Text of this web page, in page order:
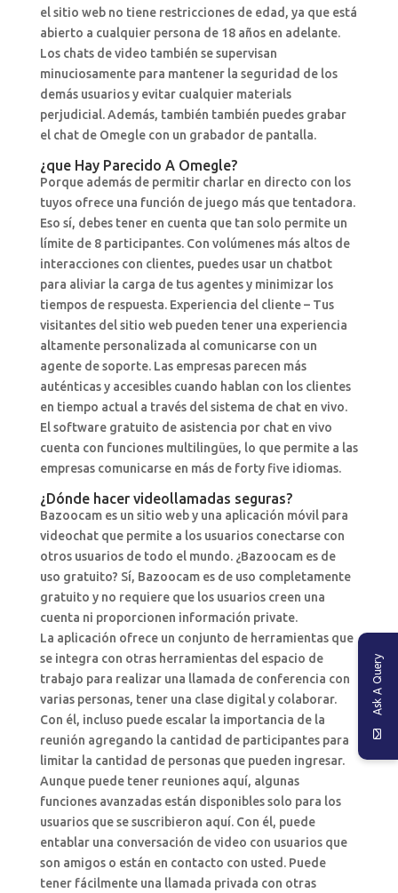
el sitio web no tiene restricciones de edad, ya que está
abierto a cualquier persona de 18 años en adelante.
Los chats de video también se supervisan
minuciosamente para mantener la seguridad de los
demás usuarios y evitar cualquier materials
perjudicial. Además, también también puedes grabar
el chat de Omegle con un grabador de pantalla.
¿que Hay Parecido A Omegle?
Porque además de permitir charlar en directo con los
tuyos ofrece una función de juego más que tentadora.
Eso sí, debes tener en cuenta que tan solo permite un
límite de 8 participantes. Con volúmenes más altos de
interacciones con clientes, puedes usar un chatbot
para aliviar la carga de tus agentes y minimizar los
tiempos de respuesta. Experiencia del cliente – Tus
visitantes del sitio web pueden tener una experiencia
altamente personalizada al comunicarse con un
agente de soporte. Las empresas parecen más
auténticas y accesibles cuando hablan con los clientes
en tiempo actual a través del sistema de chat en vivo.
El software gratuito de asistencia por chat en vivo
cuenta con funciones multilingües, lo que permite a las
empresas comunicarse en más de forty five idiomas.
¿Dónde hacer videollamadas seguras?
Bazoocam es un sitio web y una aplicación móvil para
videochat que permite a los usuarios conectarse con
otros usuarios de todo el mundo. ¿Bazoocam es de
uso gratuito? Sí, Bazoocam es de uso completamente
gratuito y no requiere que los usuarios creen una
cuenta ni proporcionen información private.
La aplicación ofrece un conjunto de herramientas que
se integra con otras herramientas del espacio de
trabajo para realizar una llamada de conferencia con
varias personas, tener una clase digital y colaborar.
Con él, incluso puede escalar la importancia de la
reunión agregando la cantidad de participantes para
limitar la cantidad de personas que pueden ingresar.
Aunque puede tener reuniones aquí, algunas
funciones avanzadas están disponibles solo para los
usuarios que se suscribieron aquí. Con él, puede
entablar una conversación de video con usuarios que
son amigos o están en contacto con usted. Puede
tener fácilmente una llamada privada con otras
Ask A Query